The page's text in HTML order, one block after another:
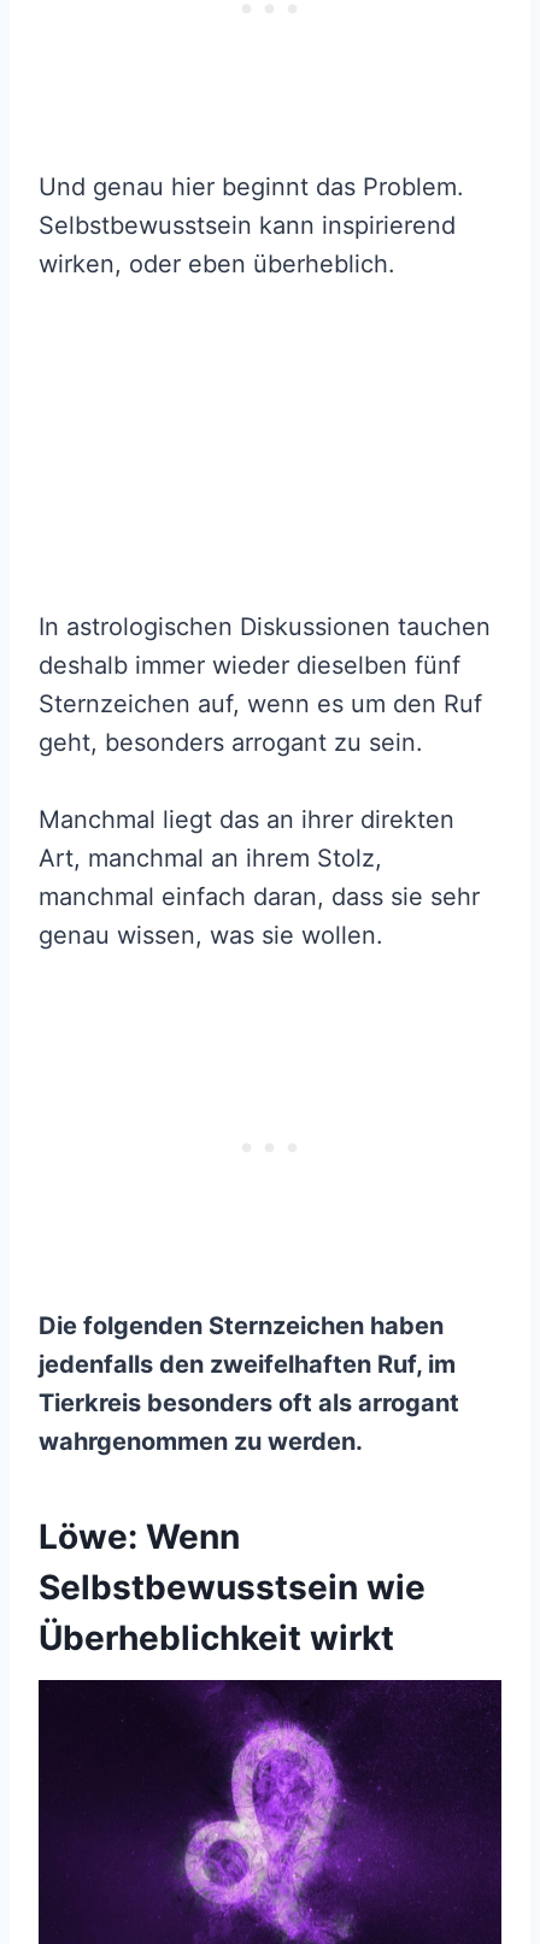
Und genau hier beginnt das Problem.
Selbstbewusstsein kann inspirierend
wirken, oder eben überheblich.
In astrologischen Diskussionen tauchen
deshalb immer wieder dieselben fünf
Sternzeichen auf, wenn es um den Ruf
geht, besonders arrogant zu sein.
Manchmal liegt das an ihrer direkten
Art, manchmal an ihrem Stolz,
manchmal einfach daran, dass sie sehr
genau wissen, was sie wollen.
Die folgenden Sternzeichen haben
jedenfalls den zweifelhaften Ruf, im
Tierkreis besonders oft als arrogant
wahrgenommen zu werden.
Löwe: Wenn
Selbstbewusstsein wie
Überheblichkeit wirkt